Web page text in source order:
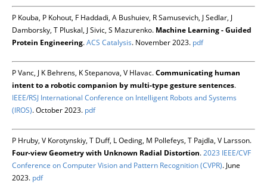
P Kouba, P Kohout, F Haddadi, A Bushuiev, R Samusevich, J Sedlar, J
Damborsky, T Pluskal, J Sivic, S Mazurenko. Machine Learning - Guided
Protein Engineering.ACS Catalysis. November 2023. pdf
P Vanc, J K Behrens, K Stepanova, V Hlavac.Communicating human
intent to a robotic companion by multi-type gesture sentences.
IEEE/RSJ International Conference on Intelligent Robots and Systems
(IROS). October 2023. pdf
P Hruby, V Korotynskiy, T Duff, L Oeding, M Pollefeys, T Pajdla, V Larsson.
Four-view Geometry with Unknown Radial Distortion.2023 IEEE/CVF
Conference on Computer Vision and Pattern Recognition (CVPR). June
2023. pdf